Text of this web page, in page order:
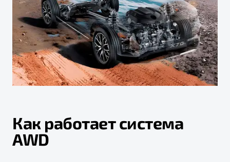
Как работает система
AWD